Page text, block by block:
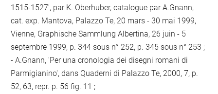
1515-1527', par K. Oberhuber, catalogue par A.Gnann,
cat. exp. Mantova, Palazzo Te, 20 mars - 30 mai 1999,
Vienne, Graphische Sammlung Albertina, 26 juin - 5
septembre 1999, p. 344 sous n° 252, p. 345 sous n° 253 ;
- A.Gnann, 'Per una cronologia dei disegni romani di
Parmigianino', dans Quaderni di Palazzo Te, 2000, 7, p.
52, 63, repr. p. 56 fig. 11 ;